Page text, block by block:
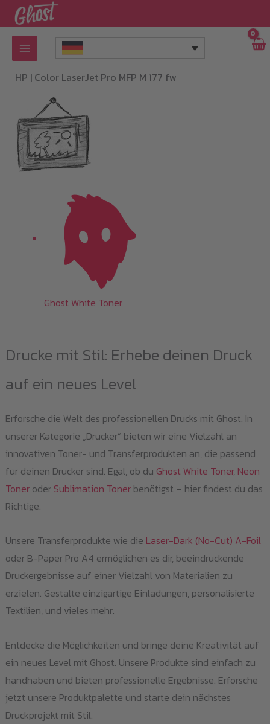
Zum
Inhalt
springen
HP | Color LaserJet Pro MFP M 177 fw
Ghost White Toner
Drucke mit Stil: Erhebe deinen Druck
auf ein neues Level
Erforsche die Welt des professionellen Drucks mit Ghost. In
unserer Kategorie „Drucker“ bieten wir eine Vielzahl an
innovativen Toner- und Transferprodukten an, die passend
für deinen Drucker sind. Egal, ob du Ghost White Toner, Neon
Toneroder Sublimation Tonerbenötigst – hier findest du das
Richtige.
Unsere Transferprodukte wie die Laser-Dark (No-Cut) A-Foil
oder B-Paper Pro A4 ermöglichen es dir, beeindruckende
Druckergebnisse auf einer Vielzahl von Materialien zu
erzielen. Gestalte einzigartige Einladungen, personalisierte
Textilien, und vieles mehr.
Entdecke die Möglichkeiten und bringe deine Kreativität auf
ein neues Level mit Ghost. Unsere Produkte sind einfach zu
handhaben und bieten professionelle Ergebnisse. Erforsche
jetzt unsere Produktpalette und starte dein nächstes
Druckprojekt mit Stil.